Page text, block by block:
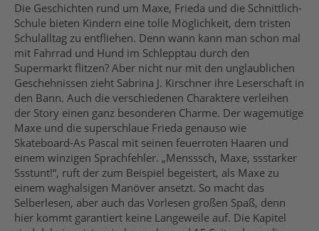
Die Geschichten rund um Maxe, Frieda und die Schnittlich-
Schule bieten Kindern eine tolle Möglichkeit, dem tristen
Schulalltag zu entfliehen. Denn wann kann man schon mal
mit Fahrrad und Hund im Schlepptau durch den
Supermarkt flitzen? Aber nicht nur mit den unglaublichen
Geschehnissen zieht Sabrina J. Kirschner ihre Leserschaft in
den Bann. Auch die verschiedenen Charaktere verleihen
der Story einen ganz besonderen Charme. Der wagemutige
Maxe und die superschlaue Frieda genauso wie
Skateboard-As Pascal mit seinen feuerroten Haaren und
einem winzigen Sprachfehler. „Mensssch, Maxe, ssstarker
Ssstunt!“, ruft der zum Beispiel begeistert, als Maxe zu
einem waghalsigen Manöver ansetzt. So macht das
Selberlesen, aber auch das Vorlesen großen Spaß, denn
hier kommt garantiert keine Langeweile auf. Die Kapitel